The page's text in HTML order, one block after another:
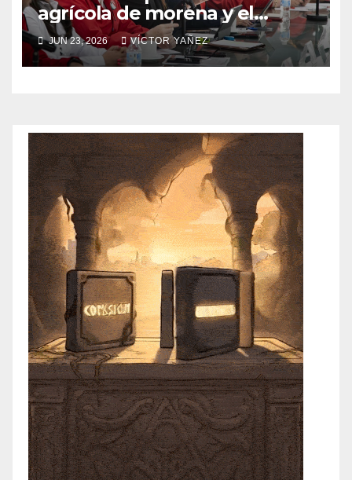
agrícola de morena y el
abandono al campo
mexicano
JUN 23, 2026 VÍCTOR YAÑEZ